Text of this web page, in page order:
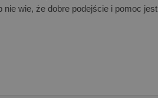
wie, że dobre podejście i pomoc jest